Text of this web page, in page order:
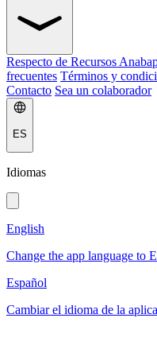
Respecto de Recursos
frecuentes Términos y
Contacto Sea un colaborador
ES
Idiomas
English
Change the app language to
Español
Cambiar el idioma de la